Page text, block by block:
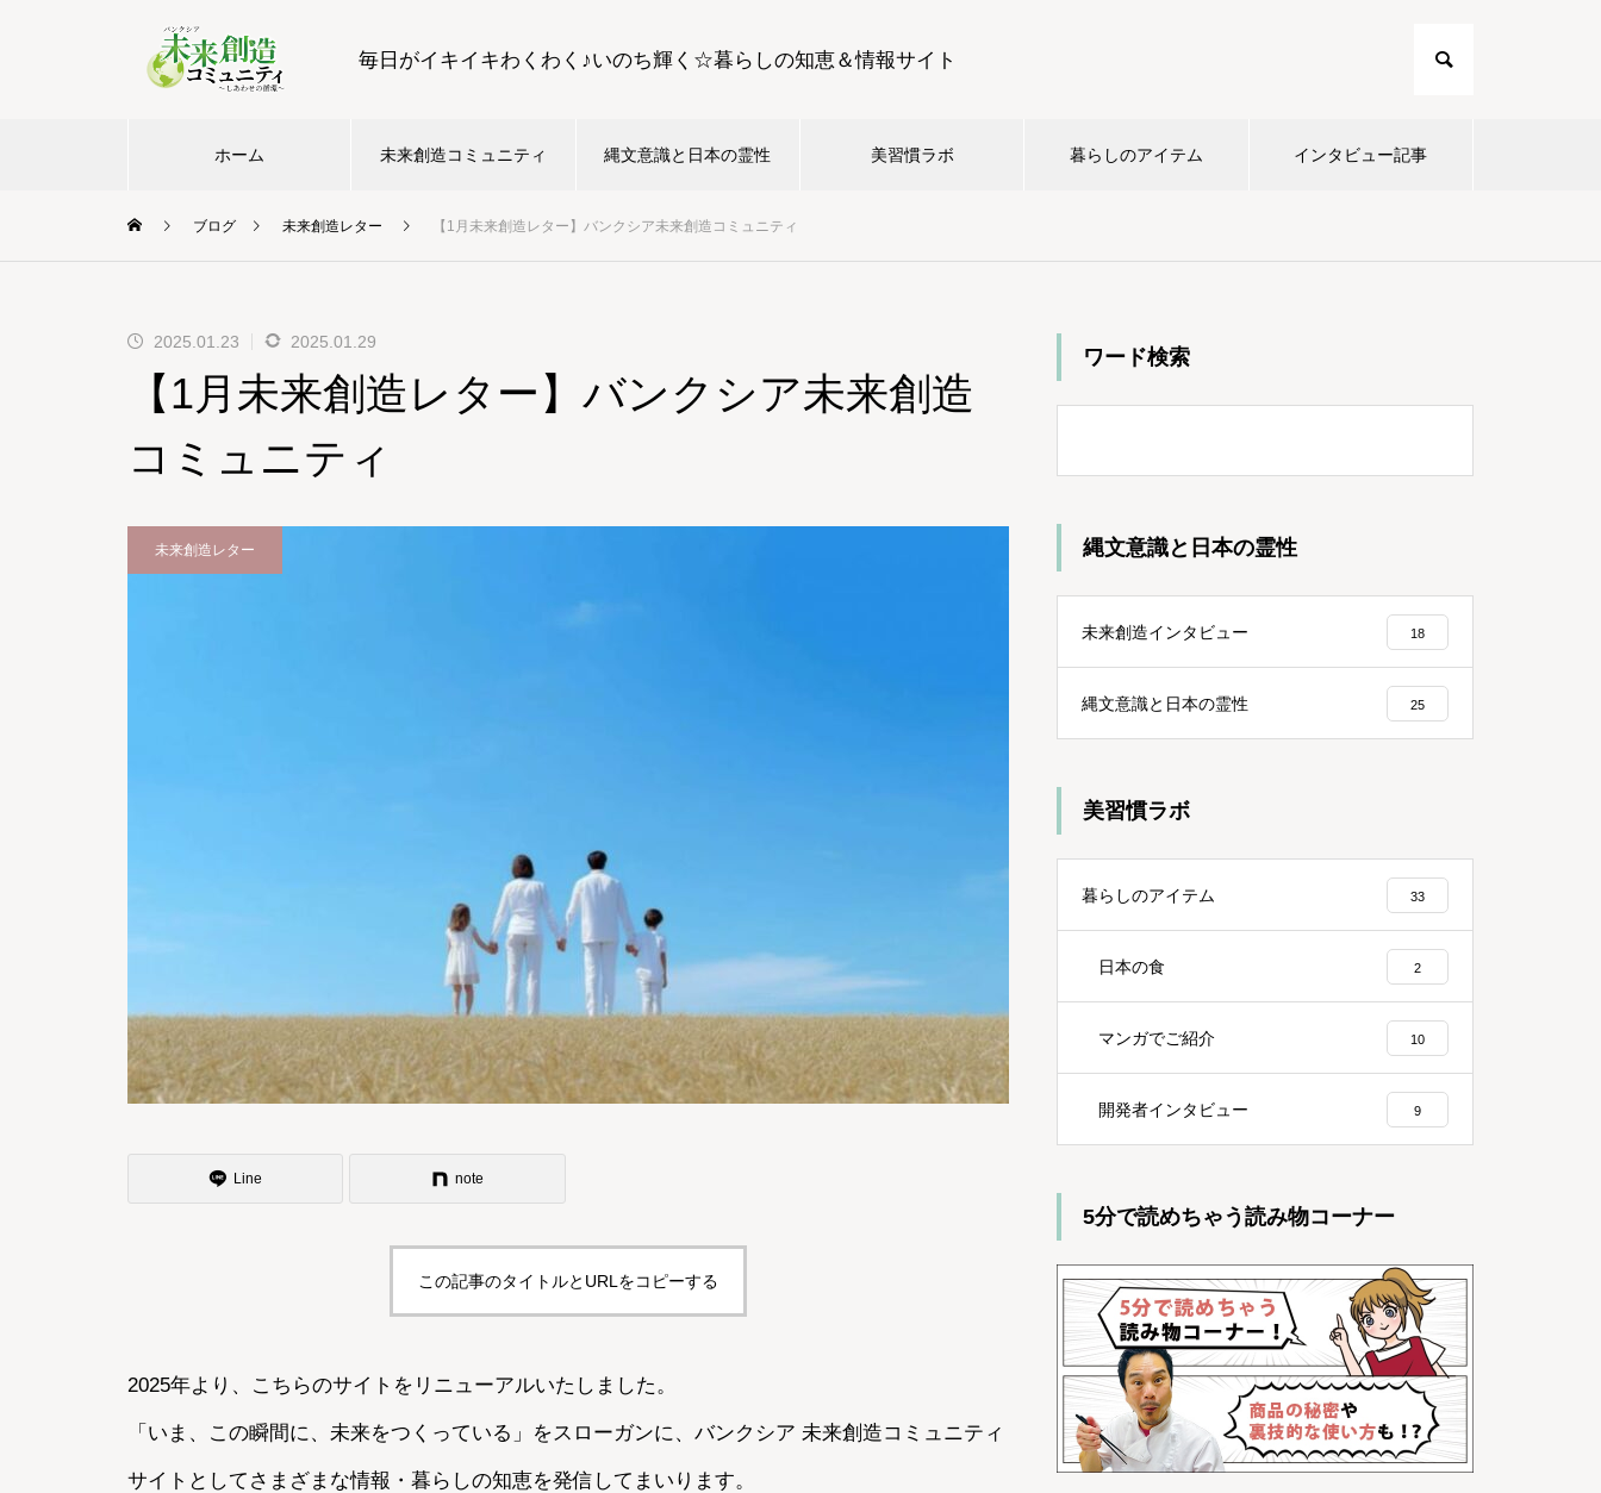
毎日がイキイキわくわく♪いのち輝く☆暮らしの知恵＆情報サイト
ホーム 未来創造コミュニティ 縄文意識と日本の霊性 美習慣ラボ 暮らしのアイテム インタビュー記事
ブログ 未来創造レター 【1月未来創造レター】バンクシア未来創造コミュニティ
2025.01.23 2025.01.29
【1月未来創造レター】バンクシア未来創造
コミュニティ
未来創造レター
Line note
この記事のタイトルとURLをコピーする
2025年より、こちらのサイトをリニューアルいたしました。
「いま、この瞬間に、未来をつくっている」をスローガンに、バンクシア 未来創造コミュニティ
サイトとしてさまざまな情報・暮らしの知恵を発信してまいります。
ワード検索
縄文意識と日本の霊性
未来創造インタビュー 18
縄文意識と日本の霊性 25
美習慣ラボ
暮らしのアイテム 33
日本の食 2
マンガでご紹介 10
開発者インタビュー 9
5分で読めちゃう読み物コーナー